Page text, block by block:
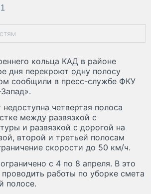
кольца КАД в районе
дня перекроют одну полосу
сообщили в пресс-службе ФКУ
четвертая полоса
между развязкой с
и развязкой с дорогой на
второй и третьей полосам
скорости до 50 км/ч.
с 4 по 8 апреля. В это
работы по уборке смета
полосе.